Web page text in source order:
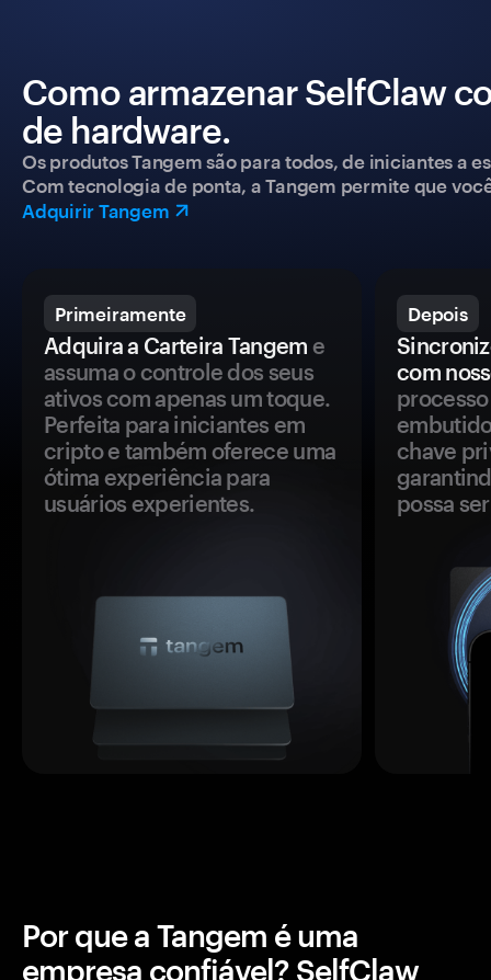
Como armazenar SelfClaw
de hardware.
Os produtos Tangem são para todos, de iniciantes a
Com tecnologia de ponta, a Tangem permite que
Adquirir Tangem
Primeiramente
Adquira a Carteira Tangem e
assuma o controle dos seus
ativos com apenas um toque.
Perfeita para iniciantes em
cripto e também oferece uma
ótima experiência para
usuários experientes.
Depois
com
chave
possa
Por que a Tangem é uma
empresa confiável? SelfClaw